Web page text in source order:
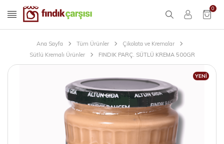
0
Ana Sayfa Tüm Ürünler
Çikolata ve Kremalar
Sütlü Kremalı Ürünler
FINDIK PARÇ. SÜTLÜ KREMA 500GR
YENI